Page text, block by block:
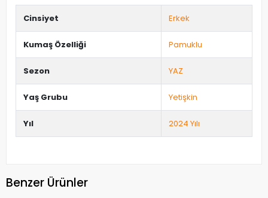
Cinsiyet Erkek
Kumaş Özelliği Pamuklu
Sezon YAZ
Yaş Grubu Yetişkin
Yıl 2024 Yılı
Benzer Ürünler